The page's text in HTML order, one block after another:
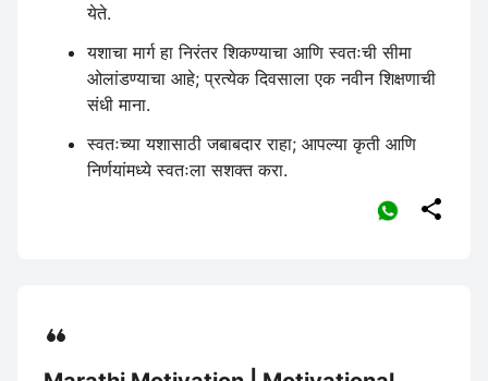
येते.
यशाचा मार्ग हा निरंतर शिकण्याचा आणि स्वतःची सीमा
ओलांडण्याचा आहे; प्रत्येक दिवसाला एक नवीन शिक्षणाची
संधी माना.
स्वतःच्या यशासाठी जबाबदार राहा; आपल्या कृती आणि
निर्णयांमध्ये स्वतःला सशक्त करा.
